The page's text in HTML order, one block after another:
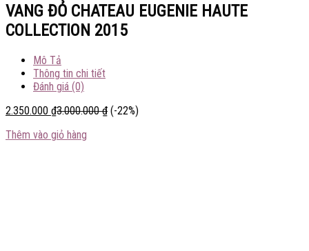
VANG ĐỎ CHATEAU EUGENIE HAUTE
COLLECTION 2015
Mô Tả
Thông tin chi tiết
Đánh giá (0)
2.350.000 ₫3.000.000₫ (-22%)
Thêm vào giỏ hàng